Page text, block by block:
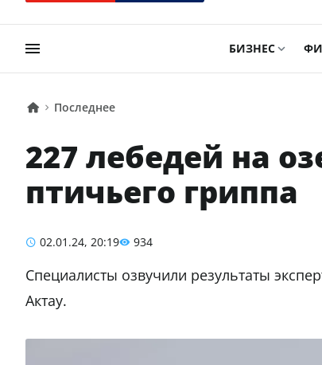
БИЗНЕС
Последнее
227 лебедей на
птичьего гриппа
02.01.24, 20:19 934
Специалисты озвучили результаты
Актау.